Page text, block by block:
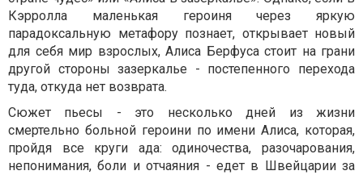
Кэрролла маленькая героиня через яркую
парадоксальную метафору познает, открывает новый
для себя мир взрослых, Алиса Берфуса стоит на грани
другой стороны зазеркалье - постепенного перехода
туда, откуда нет возврата.
Сюжет пьесы - это несколько дней из жизни
смертельно больной героини по имени Алиса, которая,
пройдя все круги ада: одиночества, разочарования,
непонимания, боли и отчаяния - едет в Швейцарии за